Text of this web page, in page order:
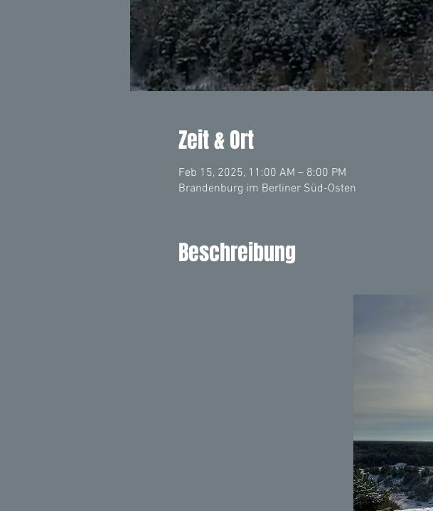
Zeit & Ort
Feb 15, 2025, 11:00 AM – 8:00 PM
Brandenburg im Berliner Süd-Osten
Beschreibung